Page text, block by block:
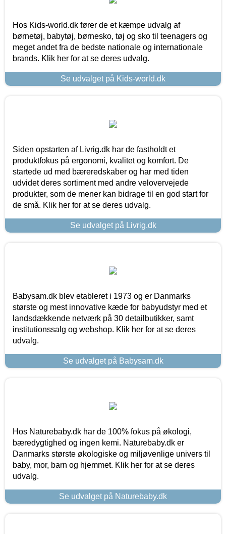
Hos Kids-world.dk fører de et kæmpe udvalg af
børnetøj, babytøj, børnesko, tøj og sko til teenagers og
meget andet fra de bedste nationale og internationale
brands. Klik her for at se deres udvalg.
Se udvalget på Kids-world.dk
Siden opstarten af Livrig.dk har de fastholdt et
produktfokus på ergonomi, kvalitet og komfort. De
startede ud med bæreredskaber og har med tiden
udvidet deres sortiment med andre velovervejede
produkter, som de mener kan bidrage til en god start for
de små. Klik her for at se deres udvalg.
Se udvalget på Livrig.dk
Babysam.dk blev etableret i 1973 og er Danmarks
største og mest innovative kæde for babyudstyr med et
landsdækkende netværk på 30 detailbutikker, samt
institutionssalg og webshop. Klik her for at se deres
udvalg.
Se udvalget på Babysam.dk
Hos Naturebaby.dk har de 100% fokus på økologi,
bæredygtighed og ingen kemi. Naturebaby.dk er
Danmarks største økologiske og miljøvenlige univers til
baby, mor, barn og hjemmet. Klik her for at se deres
udvalg.
Se udvalget på Naturebaby.dk